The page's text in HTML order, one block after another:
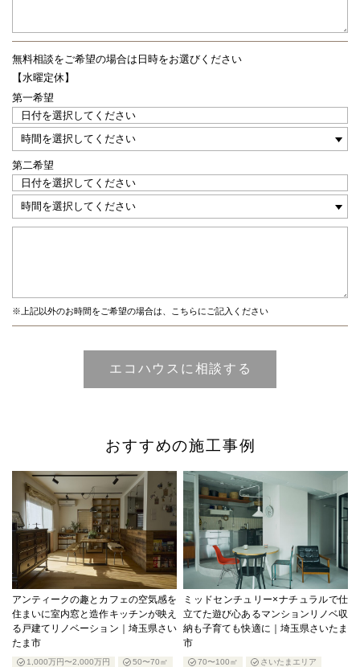
無料相談をご希望の場合は 日時をお選びください
【水曜定休】
第一希望
第二希望
※上記以外のお時間をご希望の場合は、こちらにご記入ください
おすすめの施工事例
アンティークの趣とカフェの空気感を
住まいに室内窓と造作キッチンが映え
る戸建てリノベーション｜埼玉県さい
たま市
1,000万円〜2,000万円
50〜70㎡
ミッドセンチュリー×ナチュラルで仕
立てた遊び心あるマンションリノベ収
納も子育ても快適に｜埼玉県さいたま
市
70〜100㎡
さいたまエリア